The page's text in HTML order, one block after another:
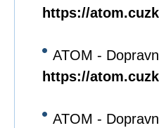
https://
ATOM -
https://
ATOM -